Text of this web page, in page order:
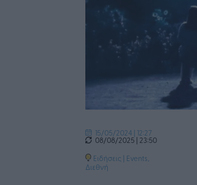
15/05/2024 | 12:27
08/08/2025 | 23:50
Ειδήσεις | Events,
Διεθνή